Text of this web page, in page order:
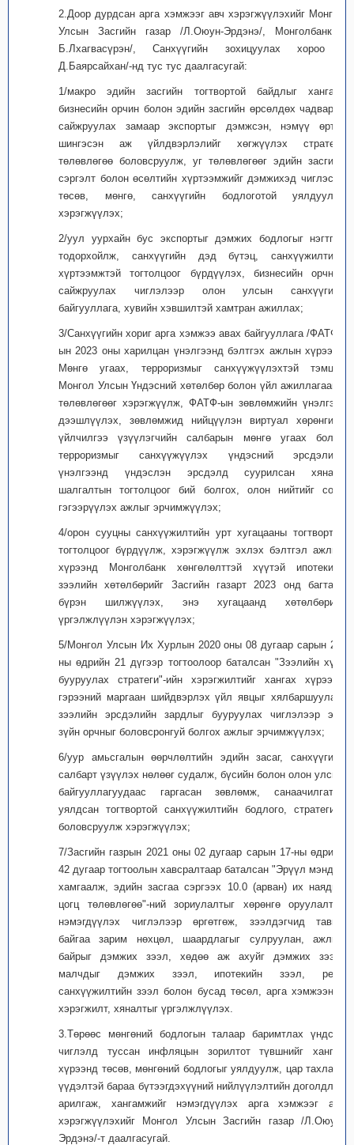
2.Доор дурдсан арга хэмжээг авч хэрэгжүүлэхийг Монгол
Улсын Засгийн газар /Л.Оюун-Эрдэнэ/, Монголбанк /
Б.Лхагвасүрэн/, Санхүүгийн зохицуулах хороо /
Д.Баярсайхан/-нд тус тус даалгасугай:
1/макро эдийн засгийн тогтвортой байдлыг хангаж,
бизнесийн орчин болон эдийн засгийн өрсөлдөх чадварыг
сайжруулах замаар экспортыг дэмжсэн, нэмүү өртөг
шингэсэн аж үйлдвэрлэлийг хөгжүүлэх стратеги
төлөвлөгөө боловсруулж, уг төлөвлөгөөг эдийн засгийн
сэргэлт болон өсөлтийн хүртээмжийг дэмжихэд чиглэсэн
төсөв, мөнгө, санхүүгийн бодлоготой уялдуулан
хэрэгжүүлэх;
2/уул уурхайн бус экспортыг дэмжих бодлогыг нэгтгэн
тодорхойлж, санхүүгийн дэд бүтэц, санхүүжилтийн
хүртээмжтэй тогтолцоог бүрдүүлэх, бизнесийн орчныг
сайжруулах чиглэлээр олон улсын санхүүгийн
байгууллага, хувийн хэвшилтэй хамтран ажиллах;
3/Санхүүгийн хориг арга хэмжээ авах байгууллага /ФАТФ/-
ын 2023 оны харилцан үнэлгээнд бэлтгэх ажлын хүрээнд
Мөнгө угаах, терроризмыг санхүүжүүлэхтэй тэмцэх
Монгол Улсын Үндэсний хөтөлбөр болон үйл ажиллагааны
төлөвлөгөөг хэрэгжүүлж, ФАТФ-ын зөвлөмжийн үнэлгээг
дээшлүүлэх, зөвлөмжид нийцүүлэн виртуал хөрөнгийн
үйлчилгээ үзүүлэгчийн салбарын мөнгө угаах болон
терроризмыг санхүүжүүлэх үндэсний эрсдэлийн
үнэлгээнд үндэслэн эрсдэлд суурилсан хяналт
шалгалтын тогтолцоог бий болгох, олон нийтийг соён
гэгээрүүлэх ажлыг эрчимжүүлэх;
4/орон сууцны санхүүжилтийн урт хугацааны тогтвортой
тогтолцоог бүрдүүлж, хэрэгжүүлж эхлэх бэлтгэл ажлын
хүрээнд Монголбанк хөнгөлөлттэй хүүтэй ипотекийн
зээлийн хөтөлбөрийг Засгийн газарт 2023 онд багтаан
бүрэн шилжүүлэх, энэ хугацаанд хөтөлбөрийг
үргэлжлүүлэн хэрэгжүүлэх;
5/Монгол Улсын Их Хурлын 2020 оны 08 дугаар сарын 28-
ны өдрийн 21 дүгээр тогтоолоор баталсан "Зээлийн хүүг
бууруулах стратеги"-ийн хэрэгжилтийг хангах хүрээнд
гэрээний маргаан шийдвэрлэх үйл явцыг хялбаршуулах,
зээлийн эрсдэлийн зардлыг бууруулах чиглэлээр эрх
зүйн орчныг боловсронгуй болгох ажлыг эрчимжүүлэх;
6/уур амьсгалын өөрчлөлтийн эдийн засаг, санхүүгийн
салбарт үзүүлэх нөлөөг судалж, бүсийн болон олон улсын
байгууллагуудаас гаргасан зөвлөмж, санаачилгатай
уялдсан тогтвортой санхүүжилтийн бодлого, стратегийг
боловсруулж хэрэгжүүлэх;
7/Засгийн газрын 2021 оны 02 дугаар сарын 17-ны өдрийн
42 дугаар тогтоолын хавсралтаар баталсан "Эрүүл мэндээ
хамгаалж, эдийн засгаа сэргээх 10.0 (арван) их наядын
цогц төлөвлөгөө"-ний зориулалтыг хөрөнгө оруулалтыг
нэмэгдүүлэх чиглэлээр өргөтгөж, зээлдэгчид тавьж
байгаа зарим нөхцөл, шаардлагыг сулруулан, ажлын
байрыг дэмжих зээл, хөдөө аж ахуйг дэмжих зээл,
малчдыг дэмжих зээл, ипотекийн зээл, репо
санхүүжилтийн зээл болон бусад төсөл, арга хэмжээний
хэрэгжилт, хяналтыг үргэлжлүүлэх.
3.Төрөөс мөнгөний бодлогын талаар баримтлах үндсэн
чиглэлд туссан инфляцын зорилтот түвшнийг хангах
хүрээнд төсөв, мөнгөний бодлогыг уялдуулж, цар тахлаас
үүдэлтэй бараа бүтээгдэхүүний нийлүүлэлтийн доголдлыг
арилгаж, хангамжийг нэмэгдүүлэх арга хэмжээг авч
хэрэгжүүлэхийг Монгол Улсын Засгийн газар /Л.Оюун-
Эрдэнэ/-т даалгасугай.